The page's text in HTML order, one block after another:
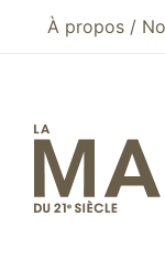
Aller au menu
Aller au contenu
À propos /